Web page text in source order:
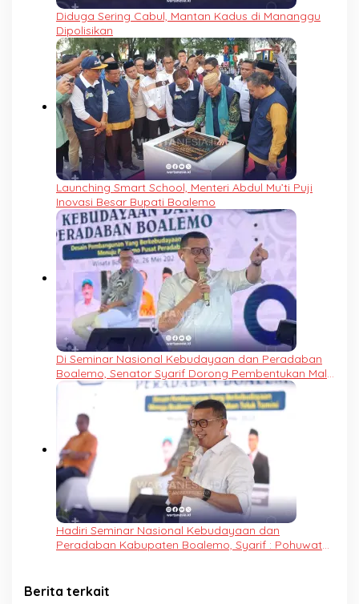
Diduga Sering Cabul, Mantan Kadus di Mananggu
Dipolisikan
Launching Smart School, Menteri Abdul Mu’ti Puji
Inovasi Besar Bupati Boalemo
Di Seminar Nasional Kebudayaan dan Peradaban
Boalemo, Senator Syarif Dorong Pembentukan Mal
Pelayanan Publik
Hadiri Seminar Nasional Kebudayaan dan
Peradaban Kabupaten Boalemo, Syarif : Pohuwato-
Berita terkait